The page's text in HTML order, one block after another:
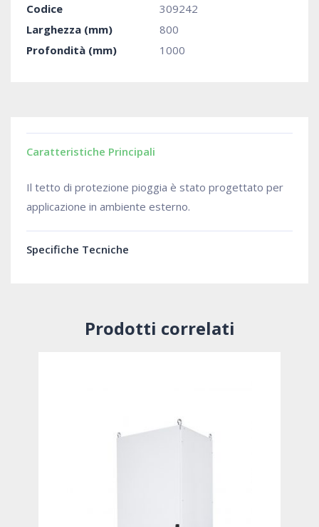
Codice
309242
Larghezza (mm)
800
Profondità (mm)
1000
Caratteristiche Principali
Il tetto di protezione pioggia è stato progettato per
applicazione in ambiente esterno.
Specifiche Tecniche
Prodotti correlati